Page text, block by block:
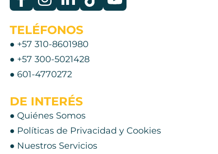
TELÉFONOS
+57 310-8601980
+57 300-5021428
601-4770272
DE INTERÉS
Quiénes Somos
Políticas de Privacidad y Cookies
Nuestros Servicios